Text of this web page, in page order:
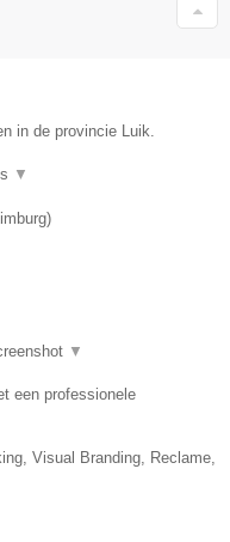
in de provincie Luik.
▼
)
▼
een professionele
Visual Branding, Reclame,